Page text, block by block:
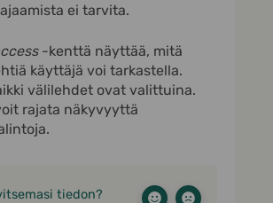
ei tarvita.
-kenttä näyttää, mitä
käyttäjä voi tarkastella.
välilehdet ovat valittuina.
rajata näkyvyyttä
tiedon?